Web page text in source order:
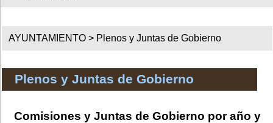
AYUNTAMIENTO > Plenos y Juntas de Gobierno
Plenos y Juntas de Gobierno
Comisiones y Juntas de Gobierno por año y